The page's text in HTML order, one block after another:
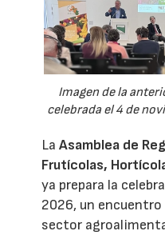
Imagen de la
celebrada el 4 de
LaAsamblea de
Frutícolas,
ya prepara la
2026, un encuentro
sector